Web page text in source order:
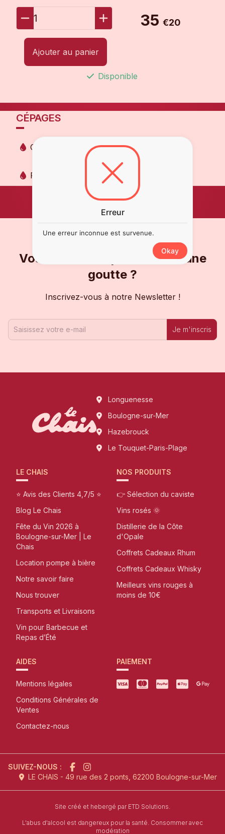
1 35 €20
Ajouter au panier
Disponible
CÉPAGES
Chardonnay
Pinot Noir
Vous ne voulez pas en rater une
goutte ?
Inscrivez-vous à notre Newsletter !
Je m'inscris
Longuenesse
Boulogne-sur-Mer
Hazebrouck
Le Touquet-Paris-Plage
LE CHAIS
⭐ Avis des Clients 4,7/5 ⭐
Blog Le Chais
Fête du Vin 2026 à
Boulogne-sur-Mer | Le
Chais
Location pompe à bière
Notre savoir faire
Nous trouver
Transports et Livraisons
Vin pour Barbecue et
Repas d’Été
NOS PRODUITS
👉 Sélection du caviste
Vins rosés 🌞
Distillerie de la Côte
d'Opale
Coffrets Cadeaux Rhum
Coffrets Cadeaux Whisky
Meilleurs vins rouges à
moins de 10€
AIDES
Mentions légales
Conditions Générales de
Ventes
Contactez-nous
PAIEMENT
SUIVEZ-NOUS :
LE CHAIS - 49 rue des 2 ponts, 62200 Boulogne-sur-Mer
Site créé et hebergé parl'agence de création de site
ETD Solutions.
L'abus d'alcool est dangereux pour la santé. Consommer avec
modération
Erreur
Une erreur inconnue est survenue.
Okay